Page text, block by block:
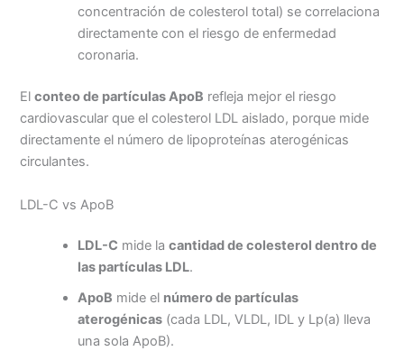
concentración de colesterol total) se correlaciona
directamente con el riesgo de enfermedad
coronaria.
Elconteo de partículas ApoB refleja mejor el riesgo
cardiovascular que el colesterol LDL aislado, porque mide
directamente el número de lipoproteínas aterogénicas
circulantes.
LDL-C vs ApoB
LDL-C mide lacantidad de colesterol dentro de
las partículas LDL.
ApoB mide el número de partículas
aterogénicas (cada LDL, VLDL, IDL y Lp(a) lleva
una sola ApoB).